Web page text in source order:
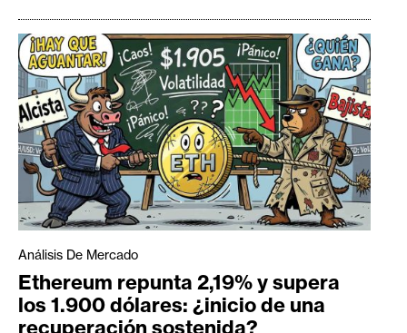
Análisis De Mercado
Ethereum repunta 2,19% y supera
los 1.900 dólares: ¿inicio de una
recuperación sostenida?